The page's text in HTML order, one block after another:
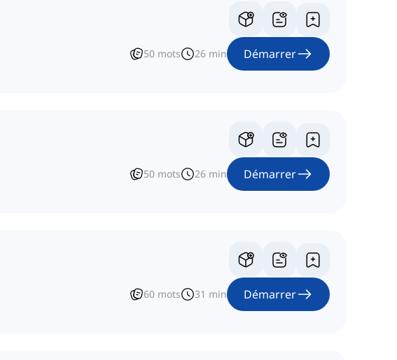
50 mots 26 min Démarrer
50 mots 26 min Démarrer
60 mots 31 min Démarrer